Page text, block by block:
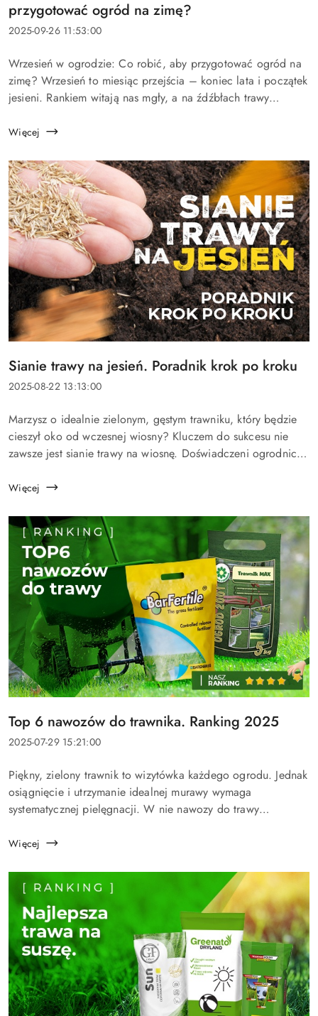
artykułu:
przygotować ogród na zimę?
Data
2025-09-26 11:53:00
Treść
artykułu:
Wrzesień w ogrodzie: Co robić, aby przygotować ogród na
zimę? Wrzesień to miesiąc przejścia – koniec lata i początek
jesieni. Rankiem witają nas mgły, a na źdźbłach trawy
jabłek i świeżej...
Więcej
Tytuł
artykułu:
Sianie trawy na jesień. Poradnik krok po kroku
Data
2025-08-22 13:13:00
Treść
artykułu:
Marzysz o idealnie zielonym, gęstym trawniku, który będzie
cieszył oko od wczesnej wiosny? Kluczem do sukcesu nie
zawsze jest sianie trawy na wiosnę. Doświadczeni ogrodnicy
momentów na...
Więcej
Tytuł
artykułu:
Top 6 nawozów do trawnika. Ranking 2025
Data
2025-07-29 15:21:00
Treść
artykułu:
Piękny, zielony trawnik to wizytówka każdego ogrodu. Jednak
osiągnięcie i utrzymanie idealnej murawy wymaga
systematycznej pielęgnacji. W nie nawozy do trawy
zdrowego wzrostu, intensywnej zie...
Więcej